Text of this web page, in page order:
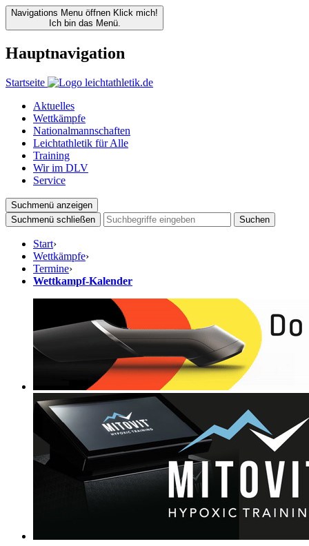
Navigations Menu öffnen Klick mich!
Ich bin das Menü.
Hauptnavigation
Startseite
Aktuelles
Wettkämpfe
Nationalmannschaften
Leichtathletik für Alle
Training
Wir im DLV
Service
Suchmenü anzeigen
Suchmenü schließen
Suchen
Start›
Wettkämpfe›
Termine›
Wettkampf-Kalender